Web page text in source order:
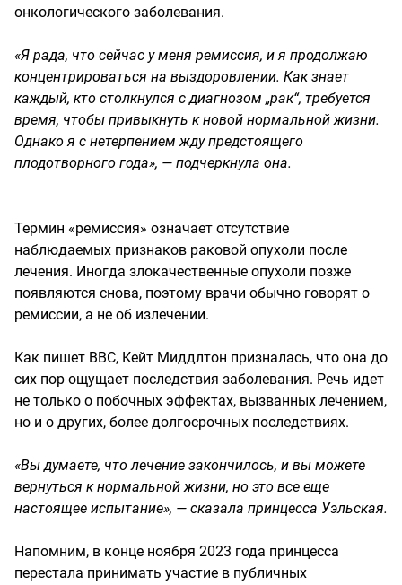
онкологического заболевания.
«Я рада, что сейчас у меня ремиссия, и я продолжаю
концентрироваться на выздоровлении. Как знает
каждый, кто столкнулся с диагнозом „рак“, требуется
время, чтобы привыкнуть к новой нормальной жизни.
Однако я с нетерпением жду предстоящего
плодотворного года», — подчеркнула она.
Термин «ремиссия» означает отсутствие
наблюдаемых признаков раковой опухоли после
лечения. Иногда злокачественные опухоли позже
появляются снова, поэтому врачи обычно говорят о
ремиссии, а не об излечении.
Как пишет BBC, Кейт Миддлтон призналась, что она до
сих пор ощущает последствия заболевания. Речь идет
не только о побочных эффектах, вызванных лечением,
но и о других, более долгосрочных последствиях.
«Вы думаете, что лечение закончилось, и вы можете
вернуться к нормальной жизни, но это все еще
настоящее испытание», — сказала принцесса Уэльская.
Напомним, в конце ноября 2023 года принцесса
перестала принимать участие в публичных